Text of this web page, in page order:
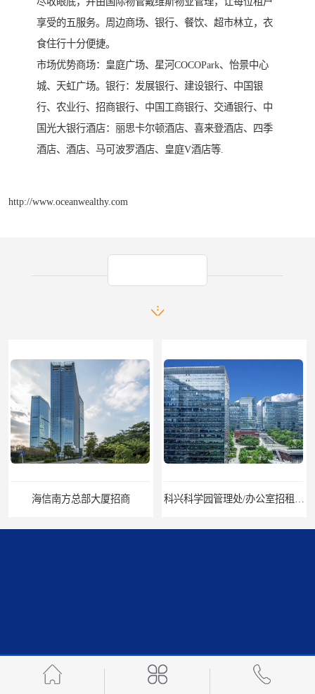
享受的五服务。周边商场、银行、餐饮、超市林立，衣
食住行十分便捷。
市场优势商场：皇庭广场、星河COCOPark、怡景中心
城、天虹广场。银行：发展银行、建设银行、中国银
行、农业行、招商银行、中国工商银行、交通银行、中
国光大银行酒店：丽思卡尔顿酒店、喜来登酒店、四季
酒店、酒店、马可波罗酒店、皇庭V酒店等.
http://www.oceanwealthy.com
海信南方总部大厦招商
中国华润大厦招商 招商局广场出租